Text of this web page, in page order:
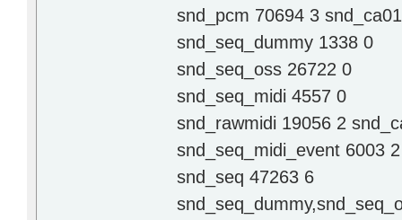
snd_pcm 70694 3
snd_seq_dummy 1338 0
snd_seq_oss 26722 0
snd_seq_midi 4557 0
snd_rawmidi 19056 2
snd_seq_midi_event 6003
snd_seq 47263 6